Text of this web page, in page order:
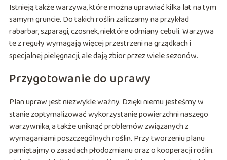
Istnieją także warzywa, które można uprawiać kilka lat na tym
samym gruncie. Do takich roślin zaliczamy na przykład
rabarbar, szparagi, czosnek, niektóre odmiany cebuli. Warzywa
te z reguły wymagają więcej przestrzeni na grządkach i
specjalnej pielęgnacji, ale dają zbior przez wiele sezonów.
Przygotowanie do uprawy
Plan upraw jest niezwykle ważny. Dzięki niemu jesteśmy w
stanie zoptymalizować wykorzystanie powierzchni naszego
warzywnika, a także uniknąć problemów związanych z
wymaganiami poszczególnych roślin. Przy tworzeniu planu
pamiętajmy o zasadach płodozmianu oraz o kooperacji roślin.